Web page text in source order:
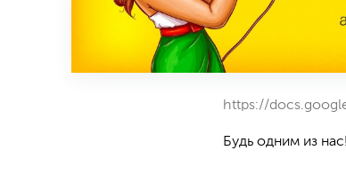
https://
Будь одним из нас!